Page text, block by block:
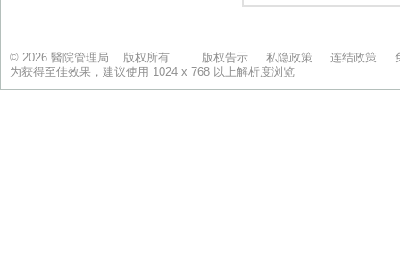
© 2026 醫院管理局 版权所有 版权告示 私隐政策 连结政策
为获得至佳效果，建议使用 1024 x 768 以上解析度浏览